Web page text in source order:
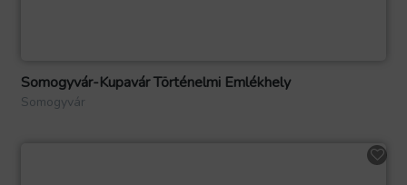
Somogyvár-Kupavár Történelmi Emlékhely
Somogyvár